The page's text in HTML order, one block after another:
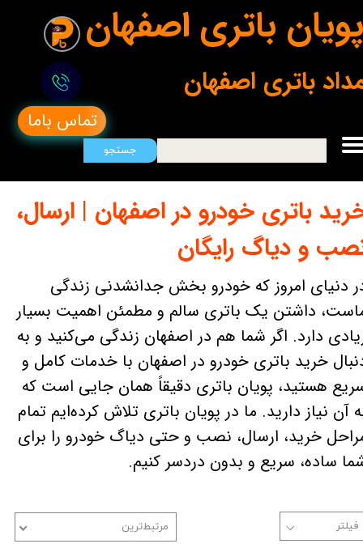
پویان باتری اصفهان
تماس باما
جستجو
باتری اصفهان
مرتبط‌ترین
باتری خودرو در اصفهان | ارسال،
و دیاگ رایگان
دنیای امروز که خودرو بخش جدانشدنی زندگی
داشتن یک باتری سالم و مطمئن اهمیت بسیار
دارد. اگر شما هم در اصفهان زندگی می‌کنید و به
خرید باتری خودرو در اصفهان با خدمات کامل و
هستید، پویان باتری دقیقاً همان جایی است که
آن نیاز دارید. ما در پویان باتری تلاش کرده‌ایم تمام
خرید، ارسال، نصب و حتی دیاگ خودرو را برای
ساده، سریع و بدون دردسر کنیم.